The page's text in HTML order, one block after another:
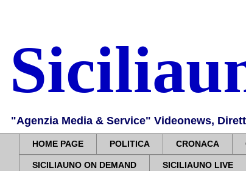
"Agenzia Media & Service" Videonews,
HOME PAGE POLITICA CRONACA
SICILIAUNO ON DEMAND SICILIAUNO LIVE